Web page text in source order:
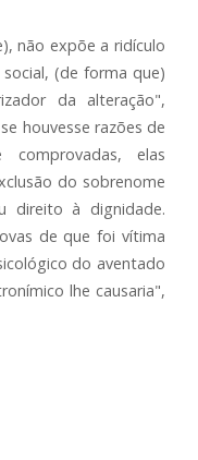
não expõe a ridículo
(de forma que)
da alteração",
houvesse razões de
comprovadas, elas
do sobrenome
direito à dignidade.
de que foi vítima
do aventado
lhe causaria",